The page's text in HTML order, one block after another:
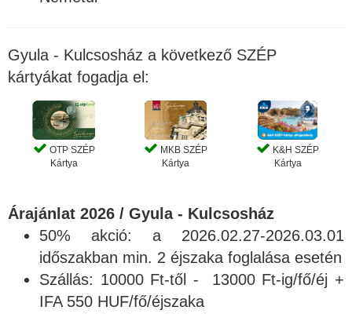
Gyula - Kulcsosház a következő SZÉP
kártyákat fogadja el:
OTP SZÉP
Kártya
MKB SZÉP
Kártya
K&H SZÉP
Kártya
Árajánlat 2026 / Gyula - Kulcsosház
50% akció: a 2026.02.27-2026.03.01
időszakban min. 2 éjszaka foglalása esetén
Szállás: 10000 Ft-től - 13000 Ft-ig/fő/éj +
IFA 550 HUF/fő/éjszaka